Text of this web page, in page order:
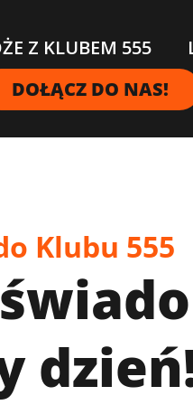
Z KLUBEM 555
DOŁĄCZ DO NAS!
Klubu 555